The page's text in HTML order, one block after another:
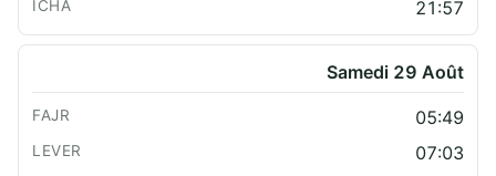
21:57
Samedi 29 Août
05:49
07:03